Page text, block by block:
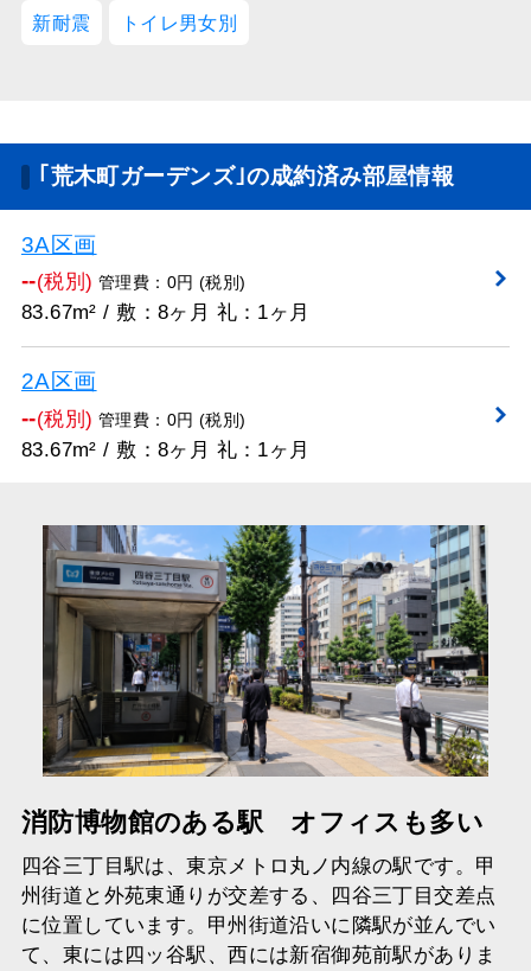
新耐震 トイレ男女別
｢荒木町ガーデンズ｣の成約済み部屋情報
3A区画
--(税別) 管理費：0円 (税別)
83.67m² / 敷：8ヶ月 礼：1ヶ月
2A区画
--(税別) 管理費：0円 (税別)
83.67m² / 敷：8ヶ月 礼：1ヶ月
消防博物館のある駅 オフィスも多い
四谷三丁目駅は、東京メトロ丸ノ内線の駅です。甲
州街道と外苑東通りが交差する、四谷三丁目交差点
に位置しています。甲州街道沿いに隣駅が並んでい
て、東には四ッ谷駅、西には新宿御苑前駅がありま